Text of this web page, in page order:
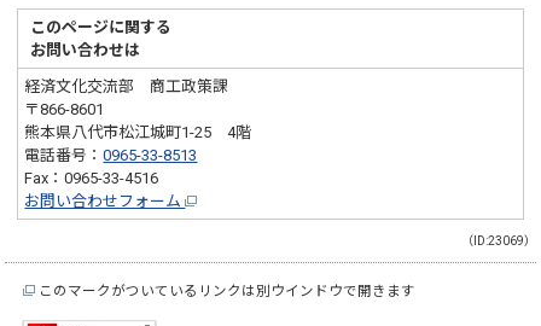
このページに関する
お問い合わせは
経済文化交流部 商工政策課
〒866-8601
熊本県八代市松江城町1-25 4階
電話番号：0965-33-8513
Fax：0965-33-4516
お問い合わせフォーム
（ID:23069）
このマークがついているリンクは別ウインドウで開きます